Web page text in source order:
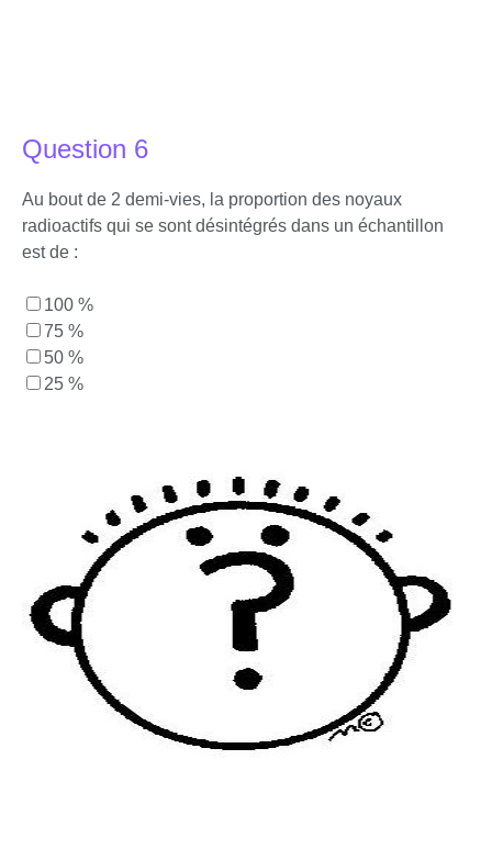
Question 6
Au bout de 2 demi-vies, la proportion des noyaux
radioactifs qui se sont désintégrés dans un échantillon
est de :
100 %
75 %
50 %
25 %